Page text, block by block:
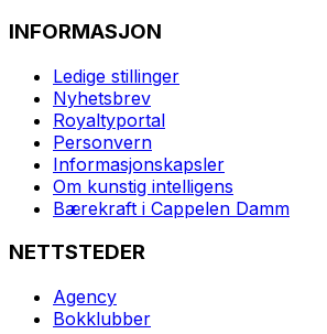
INFORMASJON
Ledige stillinger
Nyhetsbrev
Royaltyportal
Personvern
Informasjonskapsler
Om kunstig intelligens
Bærekraft i Cappelen Damm
NETTSTEDER
Agency
Bokklubber